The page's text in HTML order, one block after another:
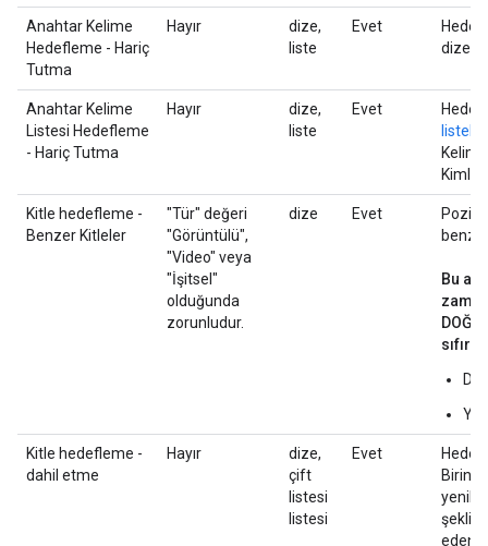
Anahtar Kelime
Hedefleme - Hariç
Tutma
Hayır
dize,
liste
Evet
Anahtar Kelime
Listesi Hedefleme
- Hariç Tutma
Hayır
dize,
liste
Evet
Kimliği;
Kitle hedefleme -
Benzer Kitleler
"Tür" değeri
"Görüntülü",
"Video" veya
"İşitsel"
olduğunda
zorunludur.
dize Evet
Bu
Kitle hedefleme -
dahil etme
Hayır
dize,
çift
listesi
listesi
Evet
Birinci
yenilik
eden